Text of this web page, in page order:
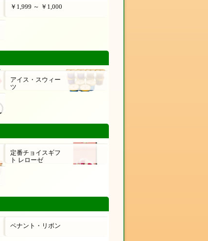
￥1,999 ～ ￥1,000
アイス・スウィー
ツ
定番チョイスギフ
ト レローゼ
ペナント・リボン